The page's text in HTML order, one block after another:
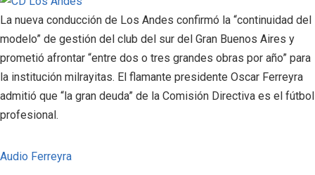
La nueva conducción de Los Andes confirmó la “continuidad del
modelo” de gestión del club del sur del Gran Buenos Aires y
prometió afrontar “entre dos o tres grandes obras por año” para
la institución milrayitas. El flamante presidente Oscar Ferreyra
admitió que “la gran deuda” de la Comisión Directiva es el fútbol
profesional.
Audio Ferreyra